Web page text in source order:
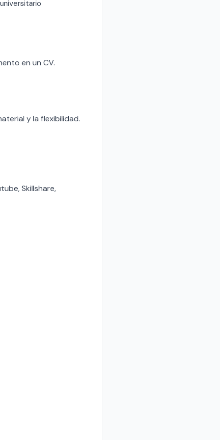
en un CV.
y la flexibilidad.
Skillshare,